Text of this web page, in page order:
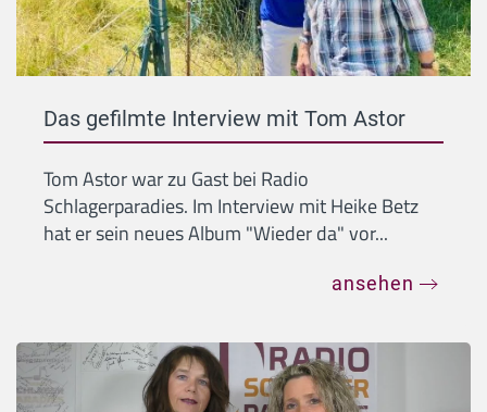
Das gefilmte Interview mit Tom Astor
Tom Astor war zu Gast bei Radio
Schlagerparadies. Im Interview mit Heike Betz
hat er sein neues Album "Wieder da" vor...
ansehen